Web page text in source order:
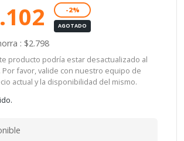
-2%
AGOTADO
: $2.798
producto podría estar desactualizado al
Por favor, valide con nuestro equipo de
actual y la disponibilidad del mismo.